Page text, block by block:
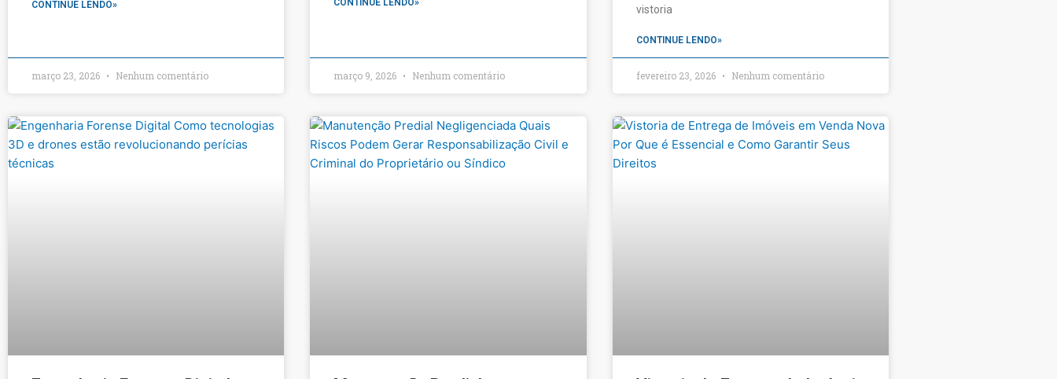
CONTINUE LENDO»
março 23, 2026 Nenhum comentário
CONTINUE LENDO»
março 9, 2026 Nenhum comentário
vistoria
CONTINUE LENDO»
fevereiro 23, 2026 Nenhum comentário